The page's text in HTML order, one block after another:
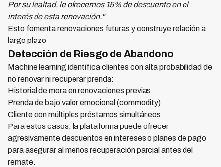
Por su lealtad, le ofrecemos 15% de descuento en el
interés de esta renovación."
Esto fomenta renovaciones futuras y construye relación a
largo plazo
Detección de Riesgo de Abandono
Machine learning identifica clientes con alta probabilidad de
no renovar ni recuperar prenda:
Historial de mora en renovaciones previas
Prenda de bajo valor emocional (commodity)
Cliente con múltiples préstamos simultáneos
Para estos casos, la plataforma puede ofrecer
agresivamente descuentos en intereses o planes de pago
para asegurar al menos recuperación parcial antes del
remate.